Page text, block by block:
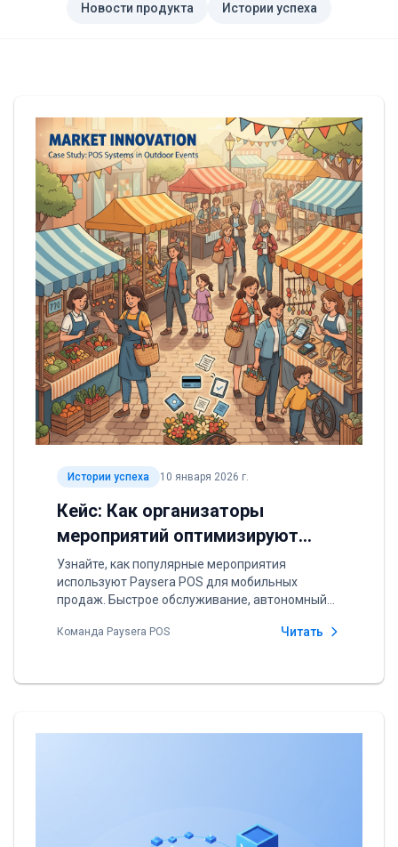
+370 5 207 1558 Есть вопросы?
Начать
Новости продукта Истории успеха
Истории успеха 10 января 2026 г.
Кейс: Как организаторы
мероприятий оптимизируют
продажи с мобильной POS
Узнайте, как популярные мероприятия
используют Paysera POS для мобильных
продаж. Быстрое обслуживание, автономный
Команда Paysera POS Читать